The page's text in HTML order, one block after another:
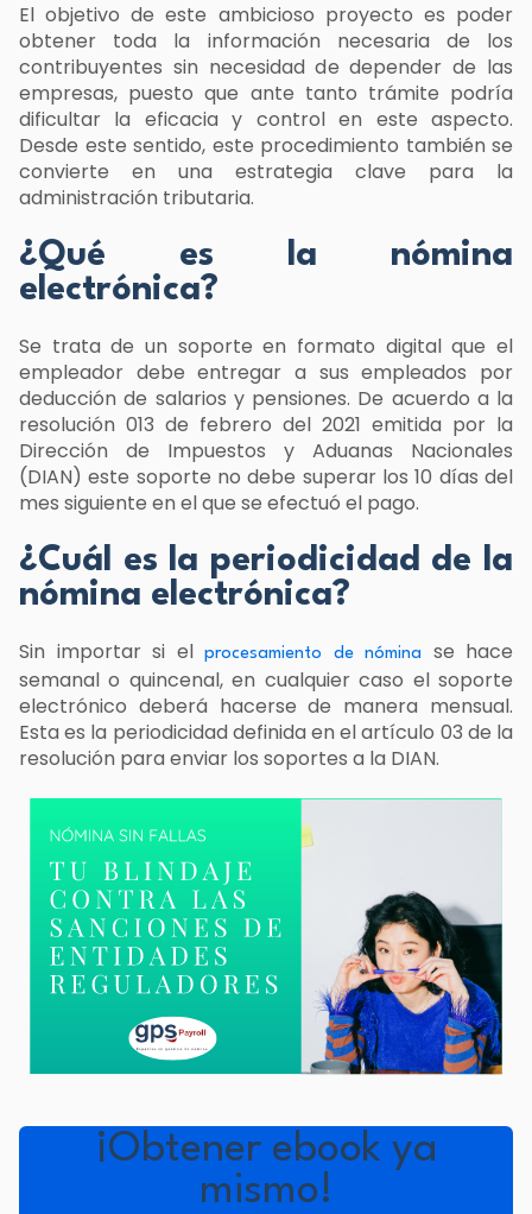
El objetivo de este ambicioso proyecto es poder
obtener toda la información necesaria de los
contribuyentes sin necesidad de depender de las
empresas, puesto que ante tanto trámite podría
dificultar la eficacia y control en este aspecto.
Desde este sentido, este procedimiento también se
convierte en una estrategia clave para la
administración tributaria.
¿Qué es la nómina
electrónica?
Se trata de un soporte en formato digital que el
empleador debe entregar a sus empleados por
deducción de salarios y pensiones. De acuerdo a la
resolución 013 de febrero del 2021 emitida por la
Dirección de Impuestos y Aduanas Nacionales
(DIAN) este soporte no debe superar los 10 días del
mes siguiente en el que se efectuó el pago.
¿Cuál es la periodicidad de la
nómina electrónica?
Sin importar si el procesamiento de nómina
se hace
semanal o quincenal, en cualquier caso el soporte
electrónico deberá hacerse de manera mensual.
Esta es la periodicidad definida en el artículo 03 de la
resolución para enviar los soportes a la DIAN.
¡Obtener ebook ya
mismo!